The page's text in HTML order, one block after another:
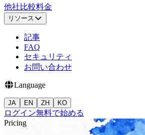
他社比較料金
リソース
記事
FAQ
セキュリティ
お問い合わせ
Language
JA EN ZH KO
ログイン無料で始める
Pricing